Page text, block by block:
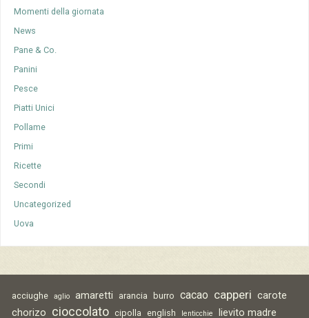
Momenti della giornata
News
Pane & Co.
Panini
Pesce
Piatti Unici
Pollame
Primi
Ricette
Secondi
Uncategorized
Uova
acciughe aglio amaretti arancia burro cacao capperi carote
chorizo
cioccolato cipolla english lenticchie lievito madre